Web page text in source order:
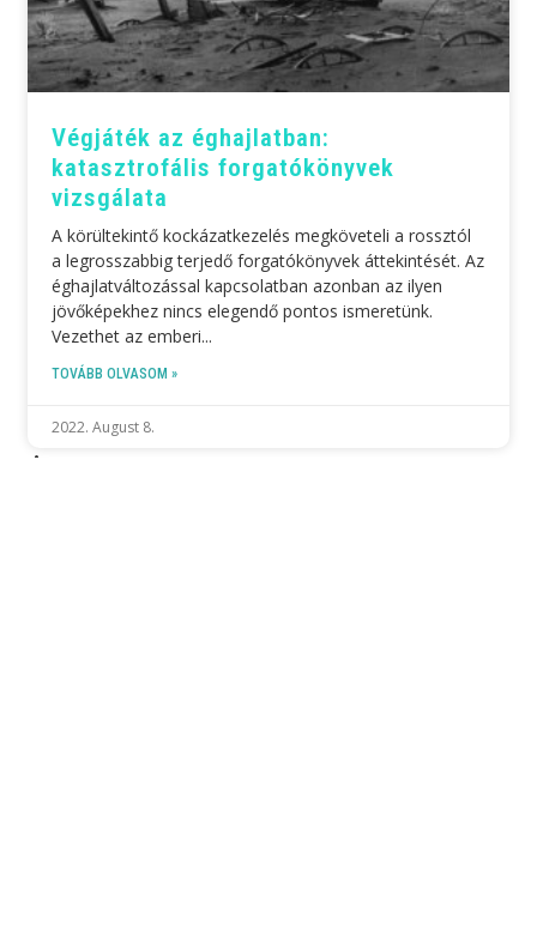
Végjáték az éghajlatban:
katasztrofális forgatókönyvek
vizsgálata
A körültekintő kockázatkezelés megköveteli a rossztól
a legrosszabbig terjedő forgatókönyvek áttekintését. Az
éghajlatváltozással kapcsolatban azonban az ilyen
jövőképekhez nincs elegendő pontos ismeretünk.
Vezethet az emberi
TOVÁBB OLVASOM »
2022. August 8.